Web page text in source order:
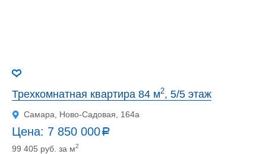
Трехкомнатная квартира 84 м2, 5/5 этаж
Самара, Ново-Садовая, 164а
Цена: 7 850 000 a
руб.
99 405 руб. за м2